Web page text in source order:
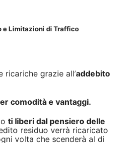
e Limitazioni di Traffico
ricariche grazie all’addebito
comodità e vantaggi.
ti liberi dal pensiero delle
residuo verrà ricaricato
volta che scenderà al di